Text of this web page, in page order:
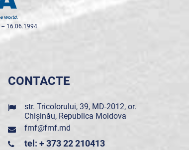
-- 16.06.1994
CONTACTE
str. Tricolorului, 39, MD-2012, or.
Chișinău, Republica Moldova
fmf@fmf.md
tel: + 373 22 210413